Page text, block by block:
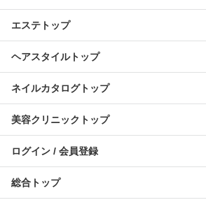
エステトップ
ヘアスタイルトップ
ネイルカタログトップ
美容クリニックトップ
ログイン / 会員登録
総合トップ